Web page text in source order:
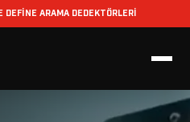
ARAMA DEDEKTÖRLERİ